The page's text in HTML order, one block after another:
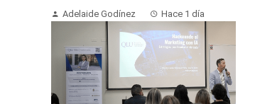
Adelaide Godínez Hace 1 día